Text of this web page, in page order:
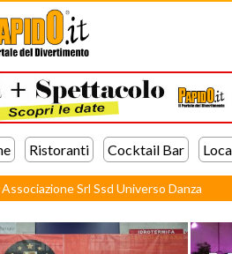
Ristoranti Cocktail Bar
Srl Ssd Universo Danza